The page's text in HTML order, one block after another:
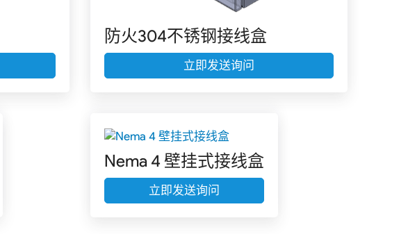
防火304不锈钢接线盒
立即发送询问
Nema 4 壁挂式接线盒
立即发送询问